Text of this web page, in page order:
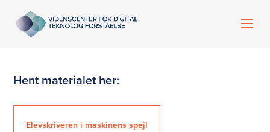
Hent materialet her:
Elevskriveren i maskinens spejl